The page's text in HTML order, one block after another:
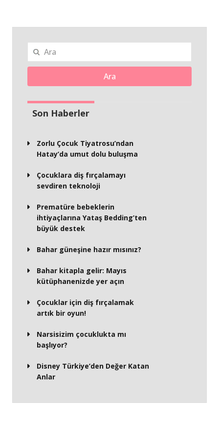
Ara
Son Haberler
Zorlu Çocuk Tiyatrosu’ndan
Hatay’da umut dolu buluşma
Çocuklara diş fırçalamayı
sevdiren teknoloji
Prematüre bebeklerin
ihtiyaçlarına Yataş Bedding’ten
büyük destek
Bahar güneşine hazır mısınız?
Bahar kitapla gelir: Mayıs
kütüphanenizde yer açın
Çocuklar için diş fırçalamak
artık bir oyun!
Narsisizim çocuklukta mı
başlıyor?
Disney Türkiye’den Değer Katan
Anlar